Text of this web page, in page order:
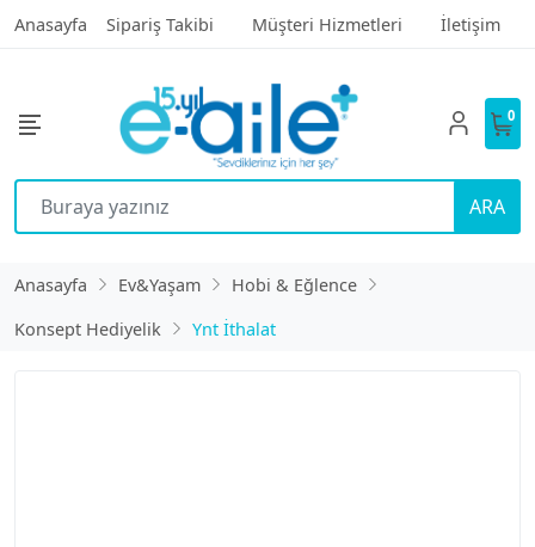
Anasayfa Sipariş Takibi Müşteri Hizmetleri İletişim
ARA
0
Anasayfa Ev&Yaşam
Hobi & Eğlence
Konsept Hediyelik
Ynt İthalat